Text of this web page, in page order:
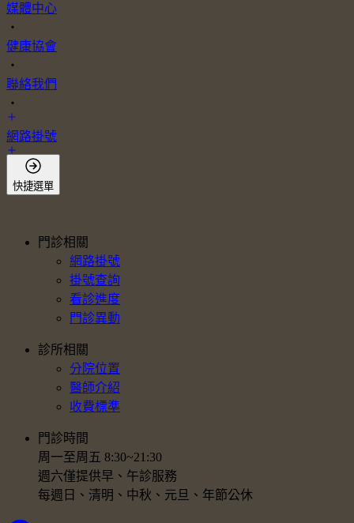
媒體中心
・
健康協會
・
聯絡我們
・
網路掛號
會員登入
快捷選單
門診相關
網路掛號
掛號查詢
看診進度
門診異動
診所相關
分院位置
醫師介紹
收費標準
門診時間
周一至周五 8:30~21:30
週六僅提供早、午診服務
每週日、清明、中秋、元旦、年節公休